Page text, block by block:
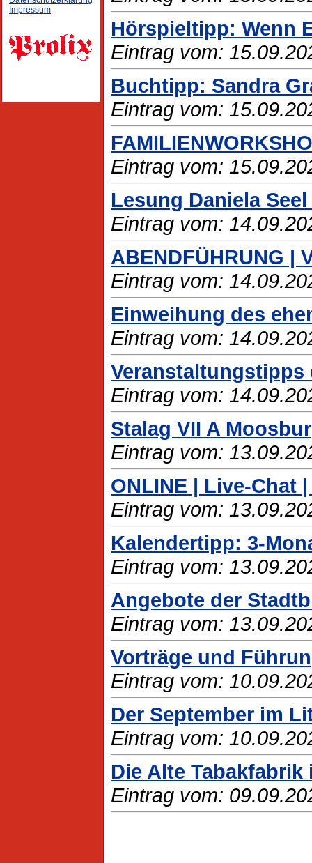
Impressum
Hörspieltipp: Wenn
Eintrag vom:
Buchtipp: Sandra
Eintrag vom:
Eintrag vom:
Lesung Daniela
Eintrag vom:
ABENDFÜHRUNG
Eintrag vom:
Einweihung des
Eintrag vom:
Veranstaltungstipps
Eintrag vom:
Stalag VII A
Eintrag vom:
ONLINE | Live-Chat
Eintrag vom:
Kalendertipp: 3-
Eintrag vom:
Angebote der
Eintrag vom:
Vorträge und
Eintrag vom:
Der September im
Eintrag vom:
Die Alte
Eintrag vom: